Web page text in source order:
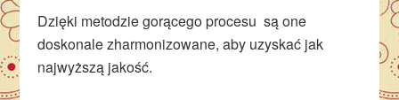
Dzięki metodzie gorącego procesu są one
doskonale zharmonizowane, aby uzyskać jak
najwyższą jakość.